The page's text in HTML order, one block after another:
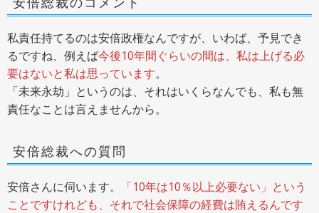
私責任持てるのは安倍政権なんですが、いわば、予見でき
るですね、例えば今後10年間ぐらいの間は、私は上げる必
要はないと私は思っています。
「未来永劫」というのは、それはいくらなんでも、私も無
責任なことは言えませんから。
安倍総裁への質問
安倍さんに伺います。
「10年は10％以上必要ない」という
ことですけれども、それで社会保障の経費は賄えるんです